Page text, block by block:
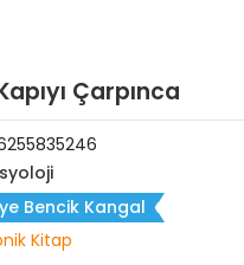
Çarpınca
Bencik Kangal
Kitap